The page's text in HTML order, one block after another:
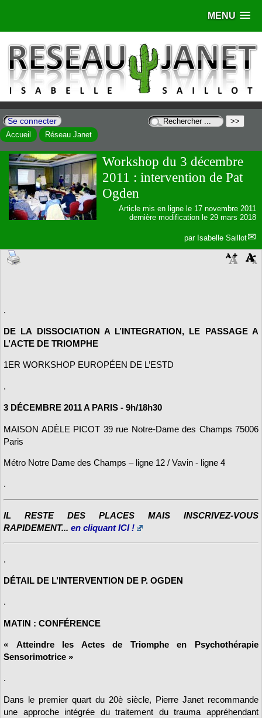
MENU
Se connecter
Accueil Réseau Janet
Workshop du 3 décembre
2011 : intervention de Pat
Ogden
Article mis en ligne le 17 novembre 2011
dernière modification le 29 mars 2018
par Isabelle Saillot
.
DE LA DISSOCIATION A L’INTEGRATION, LE PASSAGE A
L’ACTE DE TRIOMPHE
1ER WORKSHOP EUROPÉEN DE L’ESTD
.
3 DÉCEMBRE 2011 A PARIS - 9h/18h30
MAISON ADÈLE PICOT 39 rue Notre-Dame des Champs 75006
Paris
Métro Notre Dame des Champs – ligne 12 / Vavin - ligne 4
.
IL RESTE DES PLACES MAIS INSCRIVEZ-VOUS
RAPIDEMENT... en cliquant ICI !
.
DÉTAIL DE L’INTERVENTION DE P. OGDEN
.
MATIN : CONFÉRENCE
« Atteindre les Actes de Triomphe en Psychothérapie
Sensorimotrice »
.
Dans le premier quart du 20è siècle, Pierre Janet recommande
une approche intégrée du traitement du trauma appréhendant